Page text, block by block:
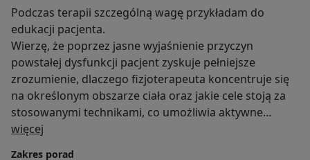
Podczas terapii szczególną wagę przykładam do
edukacji pacjenta.
Wierzę, że poprzez jasne wyjaśnienie przyczyn
powstałej dysfunkcji pacjent zyskuje pełniejsze
zrozumienie, dlaczego fizjoterapeuta koncentruje się
na określonym obszarze ciała oraz jakie cele stoją za
stosowanymi technikami, co umożliwia aktywne
zaangażowanie go w proces leczenia.
więcej
Zakres porad